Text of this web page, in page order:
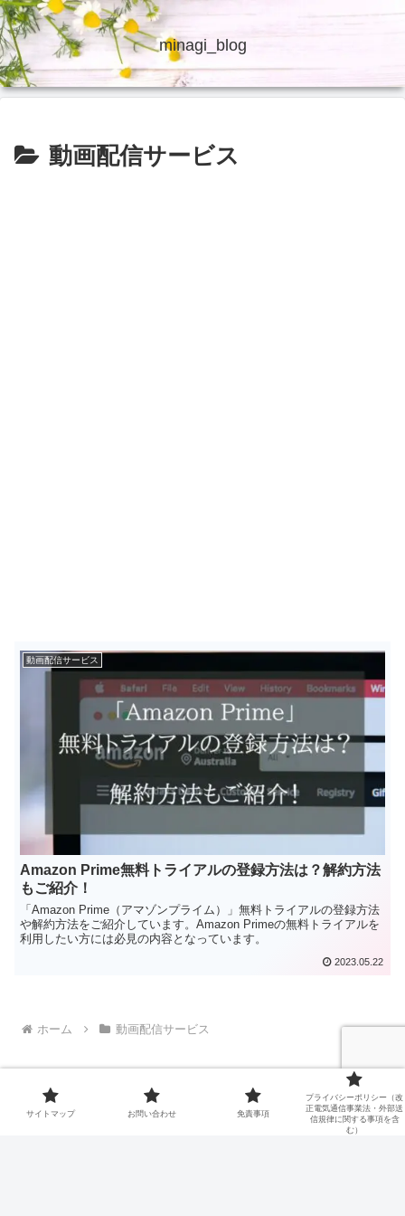
minagi_blog
動画配信サービス
動画配信サービス
Amazon Prime無料トライアルの登録方法は？解約方法
もご紹介！
「Amazon Prime（アマゾンプライム）」無料トライアルの登録方法
や解約方法をご紹介しています。Amazon Primeの無料トライアルを
利用したい方には必見の内容となっています。
2023.05.22
ホーム 動画配信サービス
サイトマップ お問い合わせ 免責事項
プライバシーポリシー（改
正電気通信事業法・外部送
信規律に関する事項を含
む）